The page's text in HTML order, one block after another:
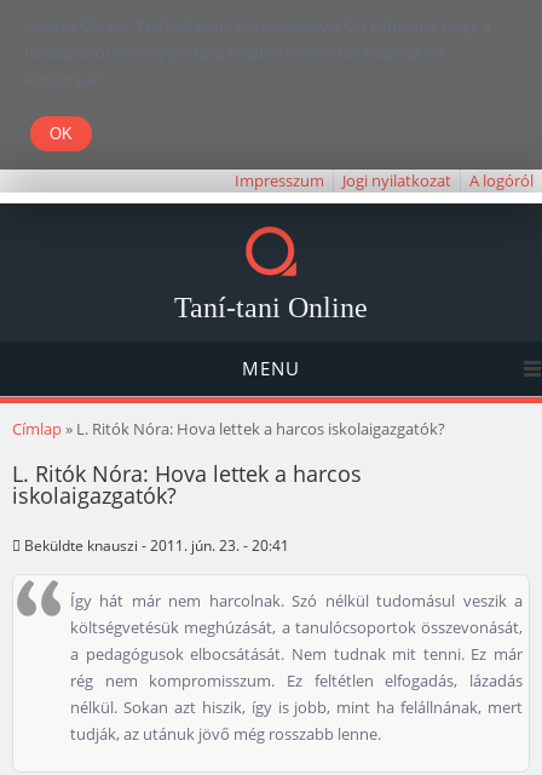
Kedves Olvasó! Weboldalunk böngészésével Ön elfogadja, hogy a
felhasználói élmény javítása céljából cookie-kat használunk.
Köszönjük!
Impresszum Jogi nyilatkozat A logóról
Taní-tani Online
MENU
Jelenlegi hely
Címlap» L. Ritók Nóra: Hova lettek a harcos iskolaigazgatók?
L. Ritók Nóra: Hova lettek a harcos
iskolaigazgatók?
Beküldte knauszi - 2011. jún. 23. - 20:41
Így hát már nem harcolnak. Szó nélkül tudomásul veszik a
költségvetésük meghúzását, a tanulócsoportok összevonását,
a pedagógusok elbocsátását. Nem tudnak mit tenni. Ez már
rég nem kompromisszum. Ez feltétlen elfogadás, lázadás
nélkül. Sokan azt hiszik, így is jobb, mint ha felállnának, mert
tudják, az utánuk jövő még rosszabb lenne.